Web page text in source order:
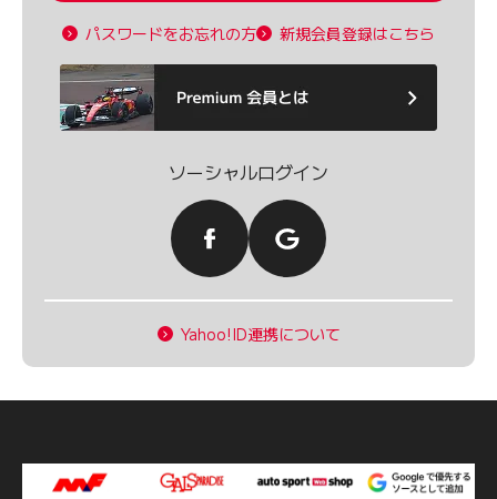
パスワードをお忘れの方 新規会員登録はこちら
ソーシャルログイン
Yahoo!ID連携について